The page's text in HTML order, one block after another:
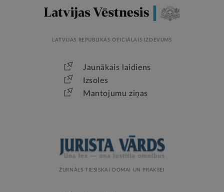
LATVIJAS REPUBLIKAS OFICIĀLAIS IZDEVUMS
Jaunākais laidiens
Izsoles
Mantojumu ziņas
ŽURNĀLS TIESISKAI DOMAI UN PRAKSEI